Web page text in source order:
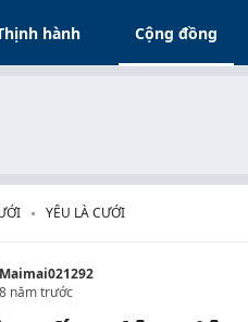
hành Cộng đồng
YÊU LÀ CƯỚI
Maimai021292
8 năm trước